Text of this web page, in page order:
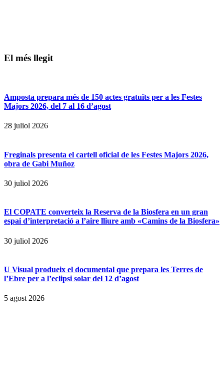
El més llegit
Amposta prepara més de 150 actes gratuïts per a les Festes
Majors 2026, del 7 al 16 d’agost
28 juliol 2026
Freginals presenta el cartell oficial de les Festes Majors 2026,
obra de Gabi Muñoz
30 juliol 2026
El COPATE converteix la Reserva de la Biosfera en un gran
espai d’interpretació a l’aire lliure amb «Camins de la Biosfera»
30 juliol 2026
U Visual produeix el documental que prepara les Terres de
l’Ebre per a l’eclipsi solar del 12 d’agost
5 agost 2026